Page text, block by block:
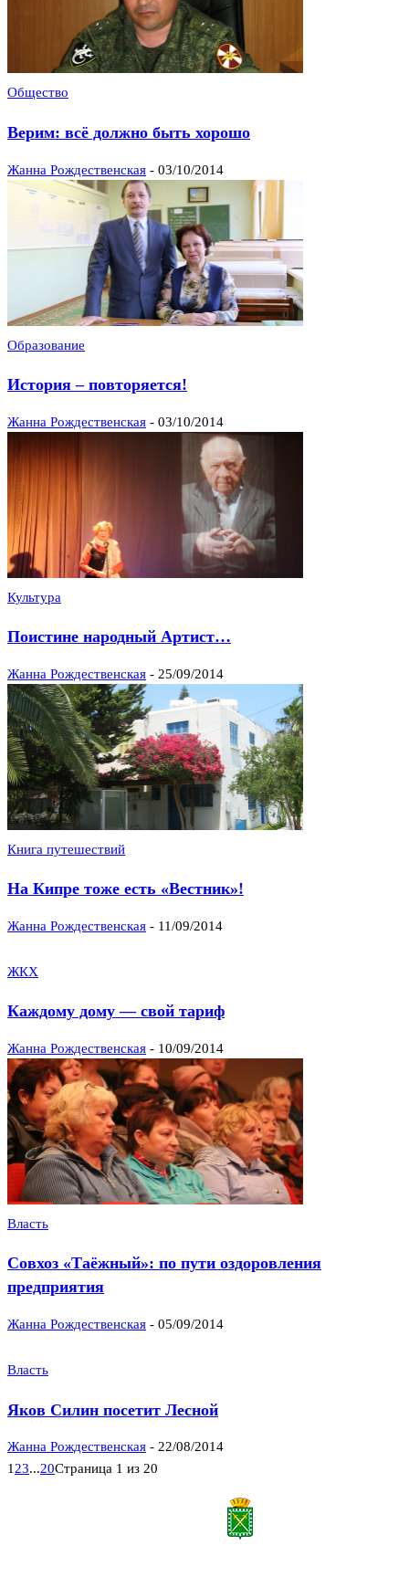
Общество
Верим: всё должно быть хорошо
Жанна Рождественская - 03/10/2014
Образование
История – повторяется!
Жанна Рождественская - 03/10/2014
Культура
Поистине народный Артист…
Жанна Рождественская - 25/09/2014
Книга путешествий
На Кипре тоже есть «Вестник»!
Жанна Рождественская - 11/09/2014
ЖКХ
Каждому дому — свой тариф
Жанна Рождественская - 10/09/2014
Власть
Совхоз «Таёжный»: по пути оздоровления
предприятия
Жанна Рождественская - 05/09/2014
Власть
Яков Силин посетит Лесной
Жанна Рождественская - 22/08/2014
1 23...20Страница 1 из 20